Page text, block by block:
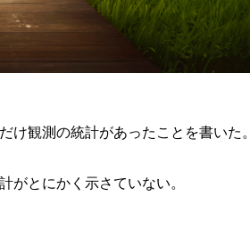
け観測の統計があったことを書いた。
がとにかく示さていない。